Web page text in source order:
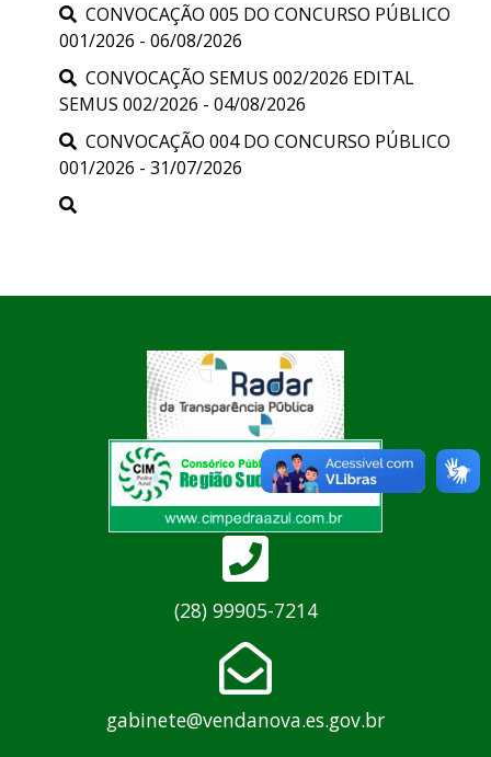
CONVOCAÇÃO 005 DO CONCURSO PÚBLICO
001/2026 - 06/08/2026
CONVOCAÇÃO SEMUS 002/2026 EDITAL
SEMUS 002/2026 - 04/08/2026
CONVOCAÇÃO 004 DO CONCURSO PÚBLICO
001/2026 - 31/07/2026
(28) 99905-7214
gabinete@vendanova.es.gov.br